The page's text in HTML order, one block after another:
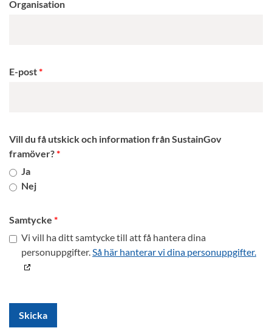
Organisation
E-post
Vill du få utskick och information från SustainGov
framöver?
Ja
Nej
Samtycke
Vi vill ha ditt samtycke till att få hantera dina
personuppgifter.Så här hanterar vi dina personuppgifter.
Skicka